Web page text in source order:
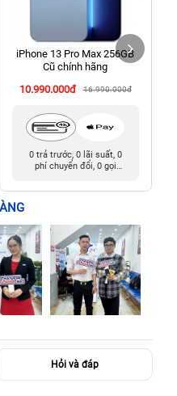
Tàu, Hồ Chí Minh (TP. Vũng
Hồ Chí Minh (Tân Bình
iPhone 13 Pro Max 256GB
Cũ chính hãng
10.990.000đ
16.990.000đ
0 trả trước, 0 lãi suất, 0
phí chuyển đổi, 0 gọi
Hỏi và đáp